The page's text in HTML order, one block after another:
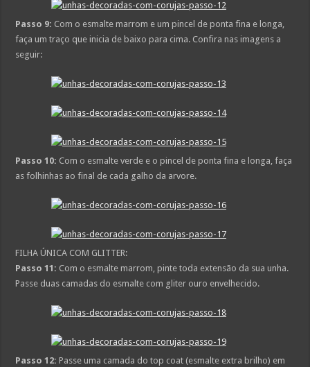
Passo 9: Com o esmalte marrom e um pincel de ponta fina e longa,
faça um traço que inicia de baixo para cima. Confira nas imagens a
seguir:
Passo 10: Com o esmalte verde e o pincel de ponta fina e longa, faça
as folhinhas ao final de cada galho da arvore.
FILHA ÚNICA COM GLITTER:
Passo 11: Com o esmalte marrom, pinte toda extensão da sua unha.
Passe duas camadas do esmalte com gliter ouro envelhecido.
Passo 12: Passe uma camada do top coat (esmalte extra brilho) em